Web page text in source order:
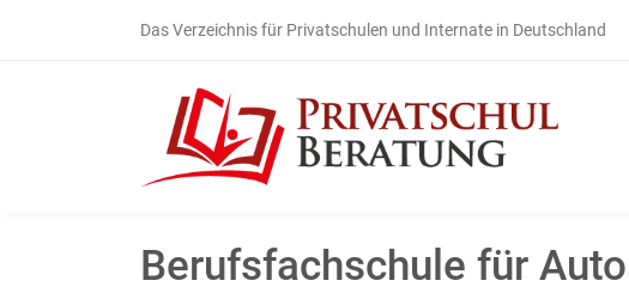
Das Verzeichnis für Privatschulen und Internate in Deutschland
Berufsfachschule für